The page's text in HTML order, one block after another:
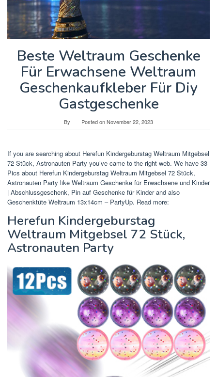
Beste Weltraum Geschenke
Für Erwachsene Weltraum
Geschenkaufkleber Für Diy
Gastgeschenke
By Posted onNovember 22, 2023
If you are searching about Herefun Kindergeburstag Weltraum Mitgebsel
72 Stück, Astronauten Party you’ve came to the right web. We have 33
Pics about Herefun Kindergeburstag Weltraum Mitgebsel 72 Stück,
Astronauten Party like Weltraum Geschenke für Erwachsene und Kinder
| Abschlussgeschenk, Pin auf Geschenke für Kinder and also
Geschenktüte Weltraum 13x14cm – PartyUp. Read more:
Herefun Kindergeburstag
Weltraum Mitgebsel 72 Stück,
Astronauten Party